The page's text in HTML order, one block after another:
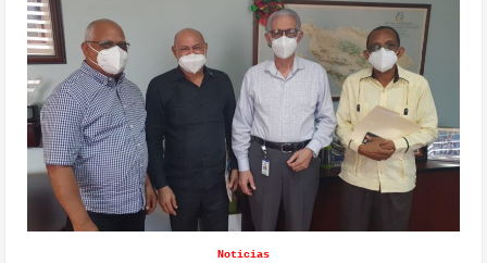
Noticias